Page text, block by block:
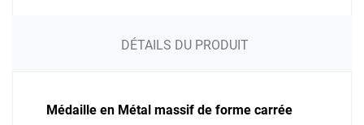
DÉTAILS DU PRODUIT
Médaille en Métal massif de forme carrée